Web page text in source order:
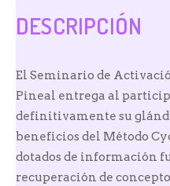
DESCRIPCIÓN
El Seminario de
Pineal entrega al
definitivamente su
beneficios del Método
dotados de información
recuperación de